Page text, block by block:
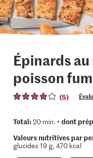
Épinards
poisson
(5)
Total:20 min. • dont
Valeurs nutritives par
glucides 19 g, 470 kcal